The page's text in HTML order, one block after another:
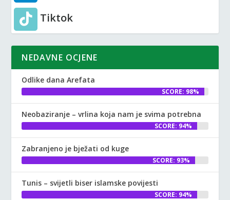
Tiktok
NEDAVNE OCJENE
Odlike dana Arefata
SCORE: 98%
Neobaziranje – vrlina koja nam je svima potrebna
SCORE: 94%
Zabranjeno je bježati od kuge
SCORE: 93%
Tunis – svijetli biser islamske povijesti
SCORE: 94%